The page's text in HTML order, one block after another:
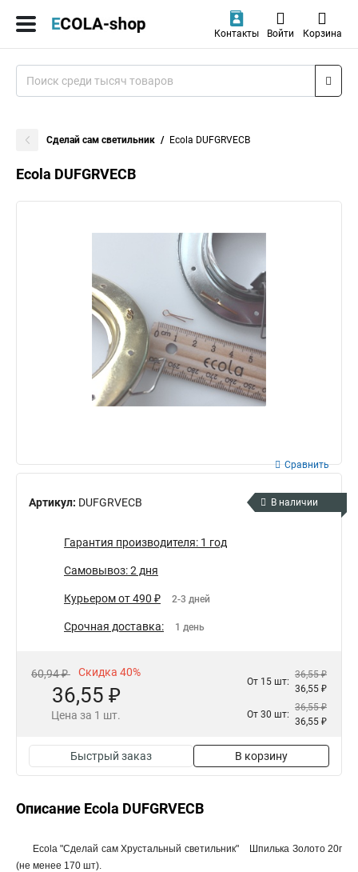
Контакты Войти Корзина
Сделай сам светильник Ecola DUFGRVECB
Ecola DUFGRVECB
Артикул: DUFGRVECB
Сравнить
В наличии
Гарантия производителя: 1 год
Самовывоз: 2 дня
Курьером от 490 ₽ 2-3 дней
Срочная доставка: 1 день
60,94 ₽ Скидка 40%
36,55 ₽
Цена за 1 шт.
От 15 шт:
36,55 ₽
36,55 ₽
От 30 шт:
36,55 ₽
36,55 ₽
Быстрый заказ В корзину
Описание Ecola DUFGRVECB
Ecola "Сделай сам Хрустальный светильник" Шпилька Золото 20г
(не менее 170 шт).